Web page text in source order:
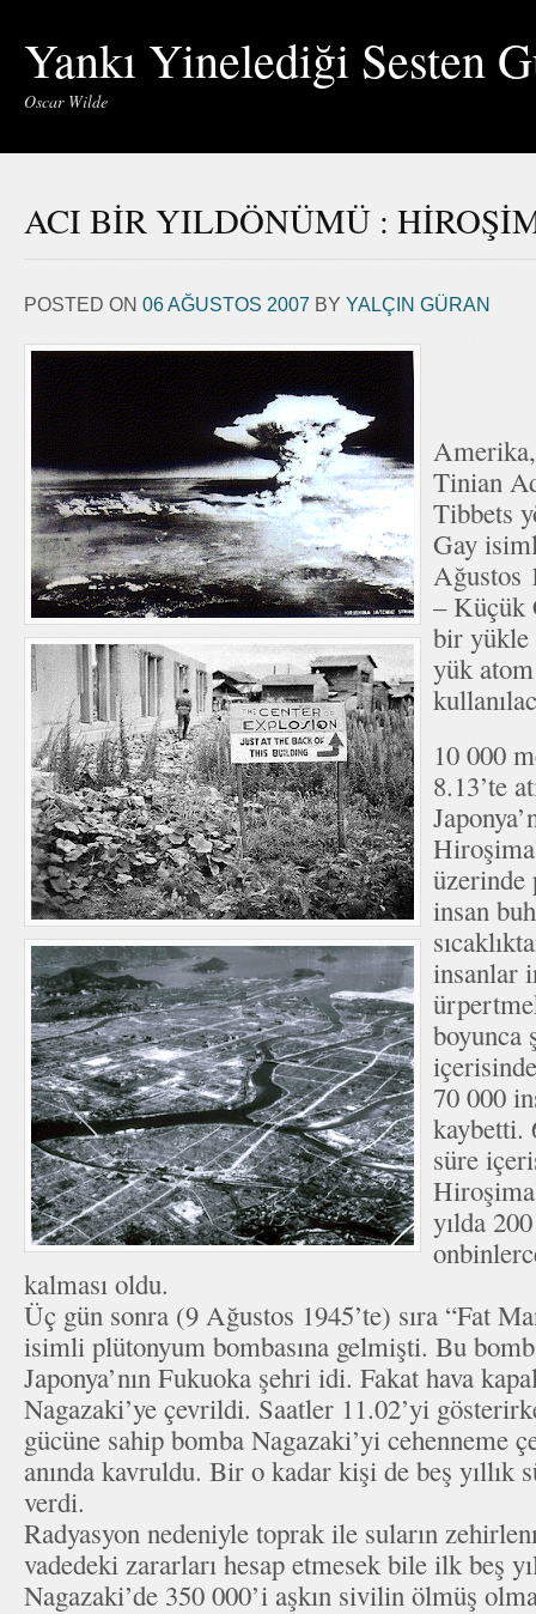
Yankı Yinelediği Sesten
Oscar Wilde
ACI BİR YILDÖNÜMÜ :
POSTED ON 06 AĞUSTOS 2007 BY YALÇIN GÜRAN
Tinian
Tibbets
Gay
Ağustos
– Küçük
bir yükle
yük
10 000
8.13’te
üzerinde
insan
insanlar
boyunca
70 000
kaybetti.
süre
yılda
kalması oldu.
Üç gün sonra (9 Ağustos 1945’te) sıra “Fat
isimli plütonyum bombasına gelmişti. Bu
Japonya’nın Fukuoka şehri idi. Fakat hava
Nagazaki’ye çevrildi. Saatler 11.02’yi
gücüne sahip bomba Nagazaki’yi cehenneme
anında kavruldu. Bir o kadar kişi de beş yıllık
verdi.
Radyasyon nedeniyle toprak ile suların
vadedeki zararları hesap etmesek bile ilk beş
Nagazaki’de 350 000’i aşkın sivilin ölmüş